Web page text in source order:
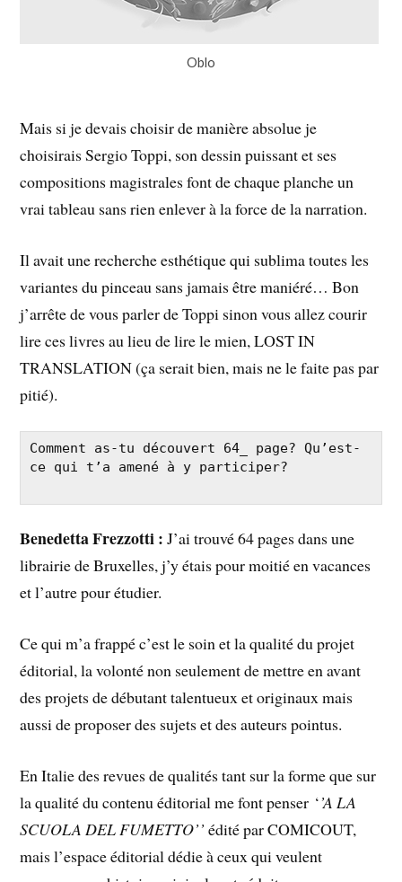
Oblo
Mais si je devais choisir de manière absolue je
choisirais Sergio Toppi, son dessin puissant et ses
compositions magistrales font de chaque planche un
vrai tableau sans rien enlever à la force de la narration.
Il avait une recherche esthétique qui sublima toutes les
variantes du pinceau sans jamais être maniéré… Bon
j’arrête de vous parler de Toppi sinon vous allez courir
lire ces livres au lieu de lire le mien, LOST IN
TRANSLATION (ça serait bien, mais ne le faite pas par
pitié).
Comment as-tu découvert 64­_ page? Qu’est-
ce qui t’a amené à y participer?
Benedetta Frezzotti : J’ai trouvé 64 pages dans une
librairie de Bruxelles, j’y étais pour moitié en vacances
et l’autre pour étudier.
Ce qui m’a frappé c’est le soin et la qualité du projet
éditorial, la volonté non seulement de mettre en avant
des projets de débutant talentueux et originaux mais
aussi de proposer des sujets et des auteurs pointus.
En Italie des revues de qualités tant sur la forme que sur
la qualité du contenu éditorial me font penser ‘’A LA
SCUOLA DEL FUMETTO’’ édité par COMICOUT,
mais l’espace éditorial dédie à ceux qui veulent